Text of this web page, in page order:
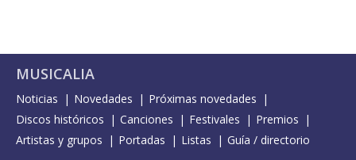
MUSICALIA
Noticias Novedades
Próximas novedades
Discos históricos
Canciones Festivales
Premios
Artistas y grupos
Portadas Listas Guía / directorio